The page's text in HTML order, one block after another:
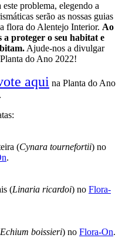
problema, elegendo a
serão as nossas guias
flora do Alentejo Interior. Ao
a proteger o seu habitat e
Ajude-nos a divulgar
do Ano 2022!
aqui na Planta do Ano
(Cynara tournefortii) no
.
(Linaria ricardoi) no Flora-
Echium boissieri) no Flora-On.